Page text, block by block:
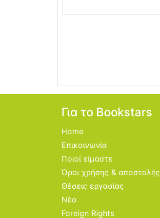
Για το Bookstars
Home
Επικοινωνία
Ποιοί είμαστε
Όροι χρήσης & αποστολής
Θέσεις εργασίας
Νέα
Foreign Rights